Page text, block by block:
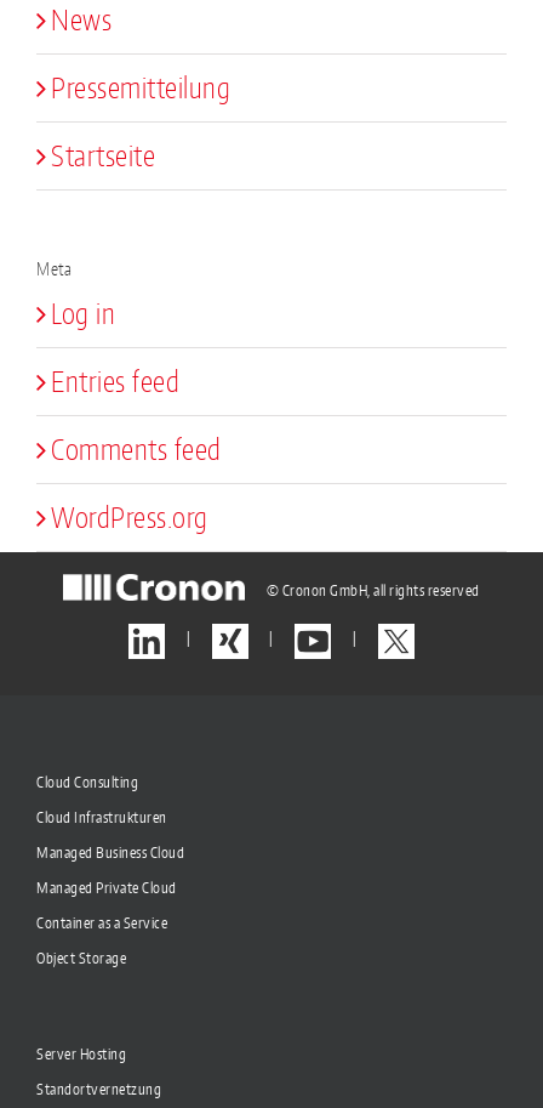
News
Pressemitteilung
Startseite
Meta
Log in
Entries feed
Comments feed
WordPress.org
© Cronon GmbH, all rights reserved
Cloud Consulting
Cloud Infrastrukturen
Managed Business Cloud
Managed Private Cloud
Container as a Service
Object Storage
Server Hosting
Standortvernetzung